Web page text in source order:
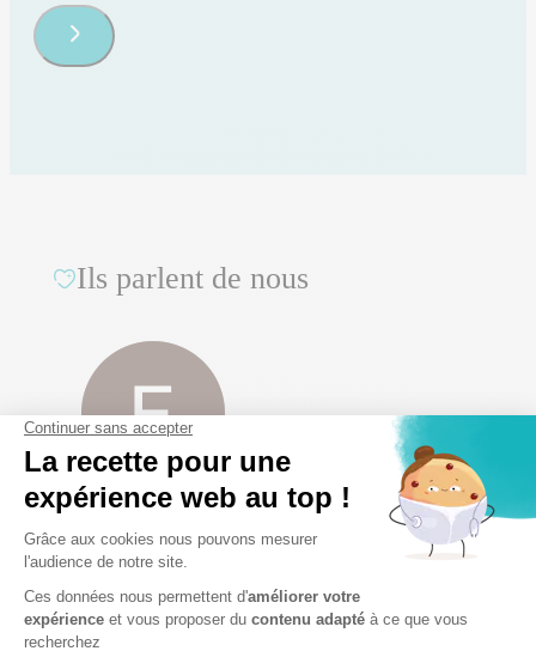
Ils parlent de nous
Eros Silvano
Un accueil excellent, un vétérinaire a l'écoute et de très
bon conseils. Un espace propre dans lequel mon
compagnon se sent à l'aise. Une clinique que je
recommande pour vos compagnons !